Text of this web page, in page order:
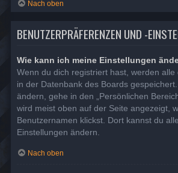
Nach oben
BENUTZERPRÄFERENZEN UND -
Wie kann ich meine Einstellungen
Wenn du dich registriert hast, werden alle
in der Datenbank des Boards
ändern, gehe in den „Persönlichen
wird meist oben auf der Seite angezeigt,
Benutzernamen klickst. Dort kannst du
Einstellungen ändern.
Nach oben